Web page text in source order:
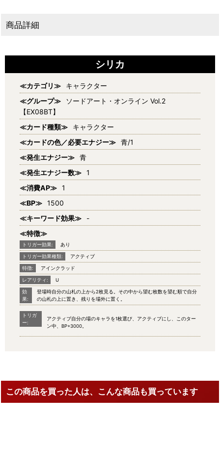
商品詳細
シリカ
≪カテゴリ≫
キャラクター
≪グループ≫
ソードアート・オンライン Vol.2
【EX08BT】
≪カード種類≫
キャラクター
≪カードの色／必要エナジー≫ 青/1
≪発生エナジー≫ 青
≪発生エナジー数≫ 1
≪消費AP≫ 1
≪BP≫ 1500
≪キーワード効果≫
-
≪特徴≫
トリガー効果: あり
トリガー効果種類: アクティブ
特徴: アインクラッド
レアリティ: U
効
果:
登場時自分の山札の上から2枚見る。その中から望む枚数を望む順で自分
の山札の上に置き、残りを場外に置く。
トリガ
ー:
アクティブ自分の場のキャラを1枚選び、アクティブにし、このター
ン中、BP+3000。
この商品を買った人は、こんな商品も買っています